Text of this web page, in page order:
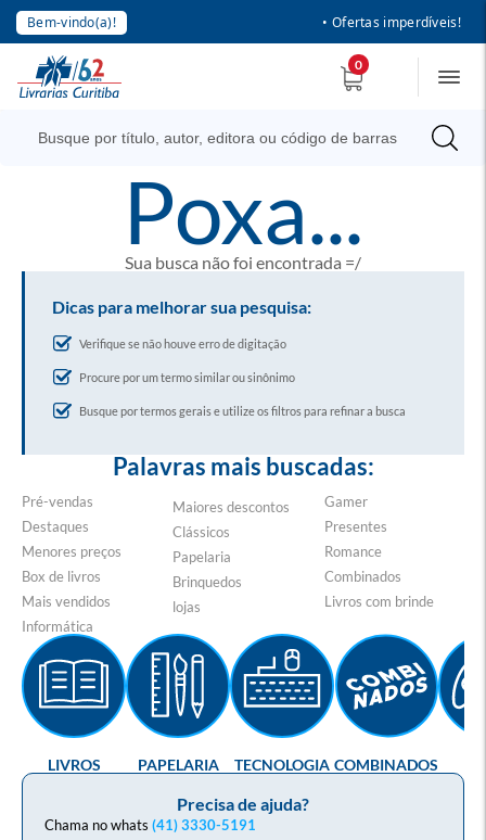
Bem-vindo(a)! • Ofertas imperdíveis!
0
poxa...
Sua busca não foi encontrada =/
Dicas para melhorar sua pesquisa:
Verifique se não houve erro de digitação
Procure por um termo similar ou sinônimo
Busque por termos gerais e utilize os filtros para refinar a busca
Palavras mais buscadas:
Pré-vendas
Destaques
Menores preços
Box de livros
Mais vendidos
Informática
Maiores descontos
Clássicos
Papelaria
Brinquedos
lojas
Gamer
Presentes
Romance
Combinados
Livros com brinde
Precisa de ajuda?
Chama no whats (41) 3330-5191
LIVROS PAPELARIA TECNOLOGIA COMBINADOS